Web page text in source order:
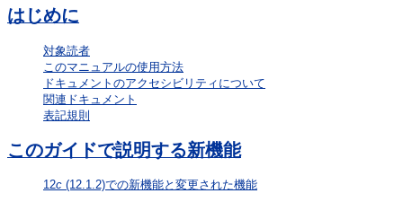
はじめに
対象読者
このマニュアルの使用方法
ドキュメントのアクセシビリティについて
関連ドキュメント
表記規則
このガイドで説明する新機能
12c (12.1.2)での新機能と変更された機能